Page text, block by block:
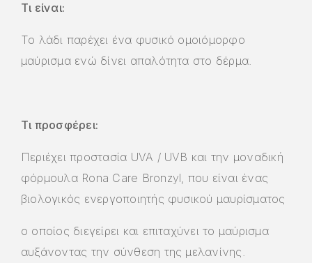
Τι είναι:
Το λάδι παρέχει ένα φυσικό ομοιόμορφο
μαύρισμα ενώ δίνει απαλότητα στο δέρμα.
Τι προσφέρει:
Περιέχει προστασία UVA / UVB και την μοναδική
φόρμουλα Rona Care Bronzyl, που είναι ένας
βιολογικός ενεργοποιητής φυσικού μαυρίσματος
ο οποίος διεγείρει και επιταχύνει το μαύρισμα
αυξάνοντας την σύνθεση της μελανίνης.